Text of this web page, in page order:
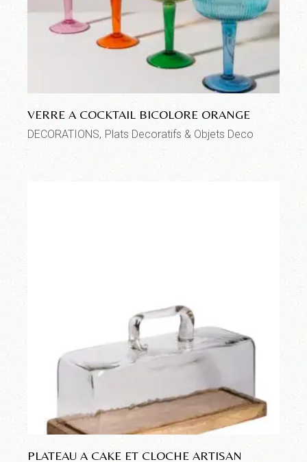
VERRE A COCKTAIL BICOLORE ORANGE
DECORATIONS Plats Decoratifs & Objets Deco
PLATEAU A CAKE ET CLOCHE ARTISAN